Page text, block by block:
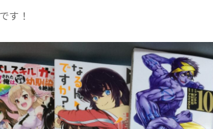
す！